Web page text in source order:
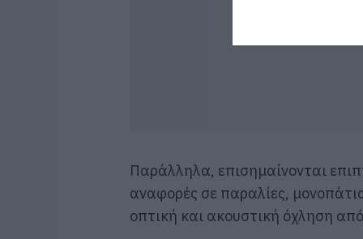
Παράλληλα, επισημαίνονται
αναφορές σε παραλίες,
οπτική και ακουστική όχληση